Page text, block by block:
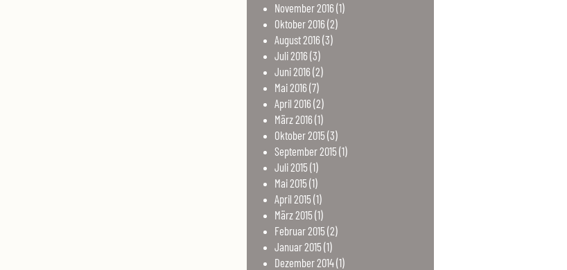
November2016(1)
Oktober2016(2)
August2016(3)
Juli2016(3)
Juni2016(2)
Mai2016(7)
April 2016(2)
März2016(1)
Oktober2015(3)
September2015(1)
Juli2015(1)
Mai2015(1)
April 2015(1)
März2015(1)
Februar2015(2)
Januar2015(1)
Dezember2014(1)